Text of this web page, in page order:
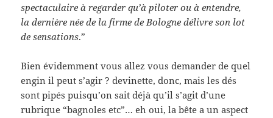
spectaculaire à regarder qu’à piloter ou à entendre,
la dernière née de la firme de Bologne délivre son lot
de sensations.”
Bien évidemment vous allez vous demander de quel
engin il peut s’agir ? devinette, donc, mais les dés
sont pipés puisqu’on sait déjà qu’il s’agit d’une
rubrique “bagnoles etc”… eh oui, la bête a un aspect